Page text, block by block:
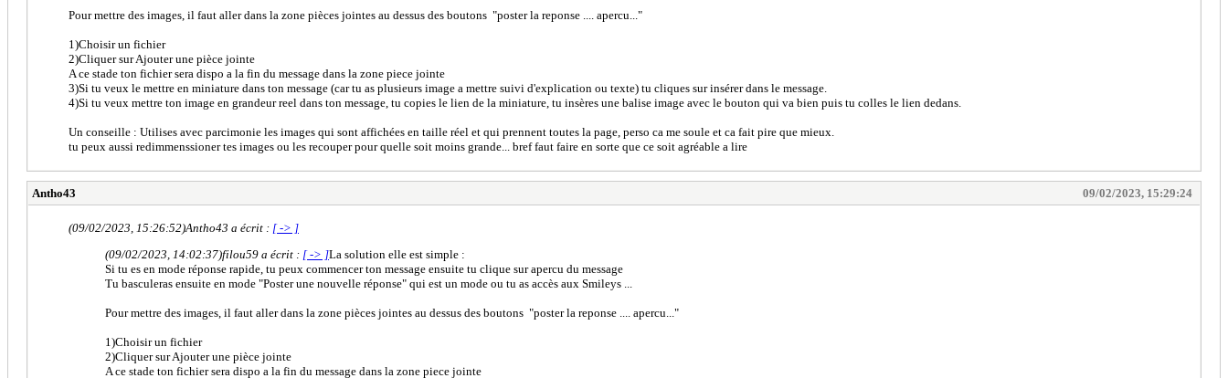
Pour mettre des images, il faut aller dans la zone pièces jointes au dessus des boutons "poster la reponse .... apercu..."
1)Choisir un fichier
2)Cliquer sur Ajouter une pièce jointe
A ce stade ton fichier sera dispo a la fin du message dans la zone piece jointe
3)Si tu veux le mettre en miniature dans ton message (car tu as plusieurs image a mettre suivi d'explication ou texte) tu cliques sur insérer dans le message.
4)Si tu veux mettre ton image en grandeur reel dans ton message, tu copies le lien de la miniature, tu insères une balise image avec le bouton qui va bien puis tu colles le lien dedans.
Un conseille : Utilises avec parcimonie les images qui sont affichées en taille réel et qui prennent toutes la page, perso ca me soule et ca fait pire que mieux.
tu peux aussi redimmenssioner tes images ou les recouper pour quelle soit moins grande... bref faut faire en sorte que ce soit agréable a lire
Antho43 09/02/2023, 15:29:24
(09/02/2023, 15:26:52)Antho43 a écrit : [ -> ]
(09/02/2023, 14:02:37)filou59 a écrit : [ -> ]La solution elle est simple :
Si tu es en mode réponse rapide, tu peux commencer ton message ensuite tu clique sur apercu du message
Tu basculeras ensuite en mode "Poster une nouvelle réponse" qui est un mode ou tu as accès aux Smileys ...
Pour mettre des images, il faut aller dans la zone pièces jointes au dessus des boutons "poster la reponse .... apercu..."
1)Choisir un fichier
2)Cliquer sur Ajouter une pièce jointe
A ce stade ton fichier sera dispo a la fin du message dans la zone piece jointe